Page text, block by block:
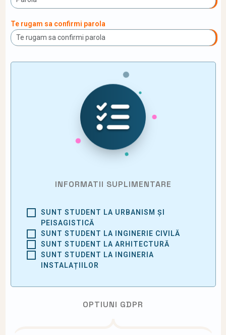
Te rugam sa confirmi parola
INFORMATII SUPLIMENTARE
SUNT STUDENT LA URBANISM ȘI
PEISAGISTICĂ
SUNT STUDENT LA INGINERIE CIVILĂ
SUNT STUDENT LA ARHITECTURĂ
SUNT STUDENT LA INGINERIA
INSTALAȚIILOR
OPTIUNI GDPR